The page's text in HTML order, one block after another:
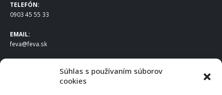
Súhlas s používaním súborov
cookies
TELEFÓN:
0903 45 55 33
EMAIL:
feva@feva.sk
FEVA Slovakia SK s.r.o.